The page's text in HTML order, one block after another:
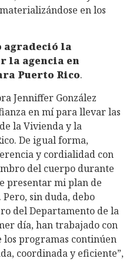
en los
agradeció la
la agencia en
Puerto Rico.
Jenniffer González
en mí para llevar las
la Vivienda y la
De igual forma,
y cordialidad con
del cuerpo durante
presentar mi plan de
sin duda, debo
del Departamento de la
día, han trabajado con
programas continúen
coordinada y eficiente”,